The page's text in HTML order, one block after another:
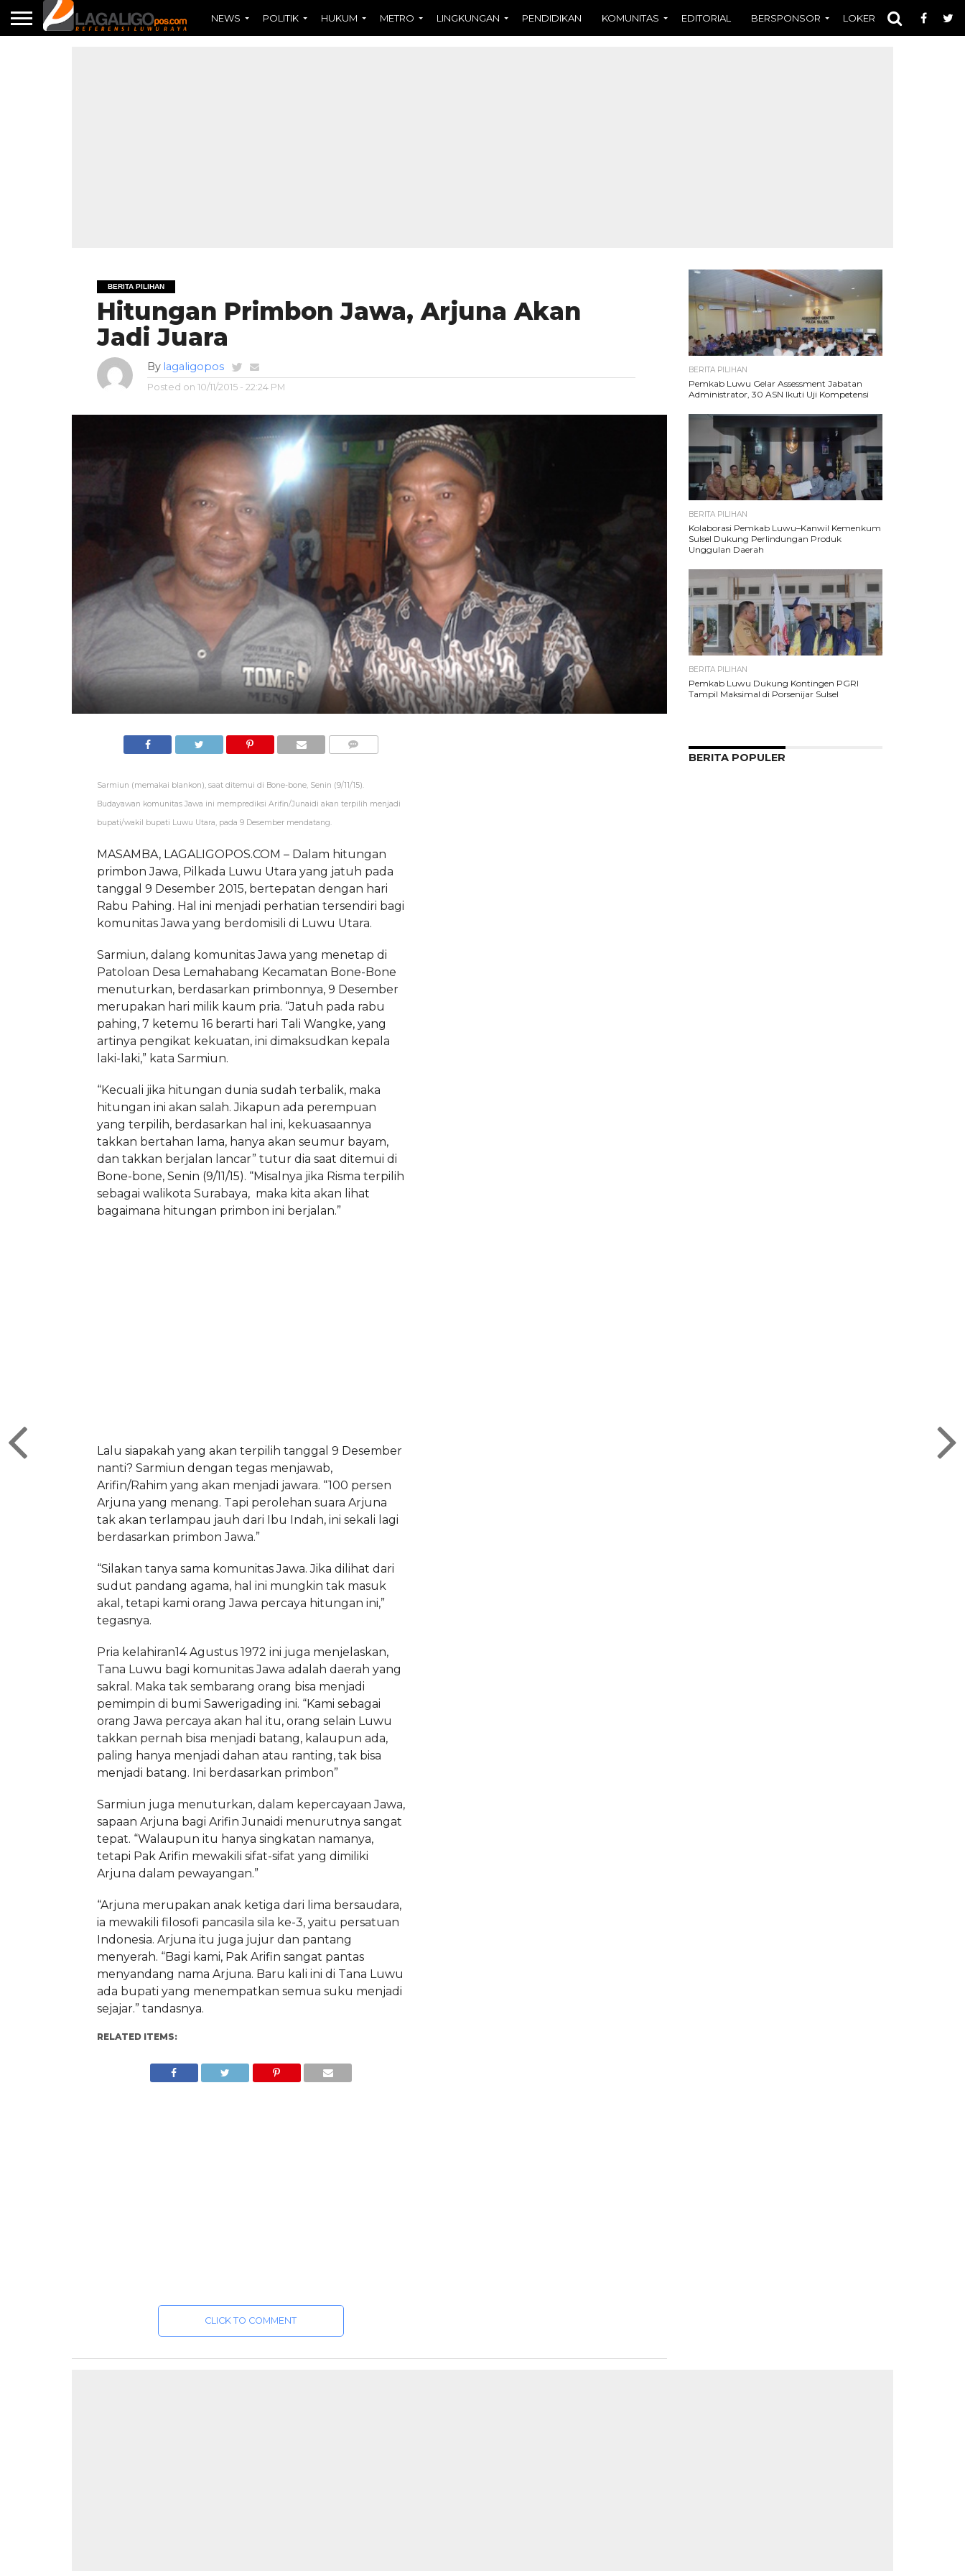
NEWS POLITIK HUKUM METRO LINGKUNGAN PENDIDIKAN KOMUNITAS EDITORIAL BERSPONSOR LOKER OPINI
BERITA PILIHAN
Hitungan Primbon Jawa, Arjuna Akan
Jadi Juara
By lagaligopos
Posted on 10/11/2015 - 22:24 PM
Sarmiun (memakai blankon), saat ditemui di Bone-bone, Senin (9/11/15).
Budayawan komunitas Jawa ini memprediksi Arifin/Junaidi akan terpilih menjadi
bupati/wakil bupati Luwu Utara, pada 9 Desember mendatang.
MASAMBA, LAGALIGOPOS.COM – Dalam hitungan
primbon Jawa, Pilkada Luwu Utara yang jatuh pada
tanggal 9 Desember 2015, bertepatan dengan hari
Rabu Pahing. Hal ini menjadi perhatian tersendiri bagi
komunitas Jawa yang berdomisili di Luwu Utara.
Sarmiun, dalang komunitas Jawa yang menetap di
Patoloan Desa Lemahabang Kecamatan Bone-Bone
menuturkan, berdasarkan primbonnya, 9 Desember
merupakan hari milik kaum pria. “Jatuh pada rabu
pahing, 7 ketemu 16 berarti hari Tali Wangke, yang
artinya pengikat kekuatan, ini dimaksudkan kepala
laki-laki,” kata Sarmiun.
“Kecuali jika hitungan dunia sudah terbalik, maka
hitungan ini akan salah. Jikapun ada perempuan
yang terpilih, berdasarkan hal ini, kekuasaannya
takkan bertahan lama, hanya akan seumur bayam,
dan takkan berjalan lancar” tutur dia saat ditemui di
Bone-bone, Senin (9/11/15). “Misalnya jika Risma terpilih
sebagai walikota Surabaya, maka kita akan lihat
bagaimana hitungan primbon ini berjalan.”
Lalu siapakah yang akan terpilih tanggal 9 Desember
nanti? Sarmiun dengan tegas menjawab,
Arifin/Rahim yang akan menjadi jawara. “100 persen
Arjuna yang menang. Tapi perolehan suara Arjuna
tak akan terlampau jauh dari Ibu Indah, ini sekali lagi
berdasarkan primbon Jawa.”
“Silakan tanya sama komunitas Jawa. Jika dilihat dari
sudut pandang agama, hal ini mungkin tak masuk
akal, tetapi kami orang Jawa percaya hitungan ini,”
tegasnya.
Pria kelahiran14 Agustus 1972 ini juga menjelaskan,
Tana Luwu bagi komunitas Jawa adalah daerah yang
sakral. Maka tak sembarang orang bisa menjadi
pemimpin di bumi Sawerigading ini. “Kami sebagai
orang Jawa percaya akan hal itu, orang selain Luwu
takkan pernah bisa menjadi batang, kalaupun ada,
paling hanya menjadi dahan atau ranting, tak bisa
menjadi batang. Ini berdasarkan primbon”
Sarmiun juga menuturkan, dalam kepercayaan Jawa,
sapaan Arjuna bagi Arifin Junaidi menurutnya sangat
tepat. “Walaupun itu hanya singkatan namanya,
tetapi Pak Arifin mewakili sifat-sifat yang dimiliki
Arjuna dalam pewayangan.”
“Arjuna merupakan anak ketiga dari lima bersaudara,
ia mewakili filosofi pancasila sila ke-3, yaitu persatuan
Indonesia. Arjuna itu juga jujur dan pantang
menyerah. “Bagi kami, Pak Arifin sangat pantas
menyandang nama Arjuna. Baru kali ini di Tana Luwu
ada bupati yang menempatkan semua suku menjadi
sejajar.” tandasnya.
RELATED ITEMS:
CLICK TO COMMENT
BERITA PILIHAN
Pemkab Luwu Gelar Assessment Jabatan
Administrator, 30 ASN Ikuti Uji Kompetensi
BERITA PILIHAN
Kolaborasi Pemkab Luwu–Kanwil Kemenkum
Sulsel Dukung Perlindungan Produk
Unggulan Daerah
BERITA PILIHAN
Pemkab Luwu Dukung Kontingen PGRI
Tampil Maksimal di Porsenijar Sulsel
BERITA POPULER